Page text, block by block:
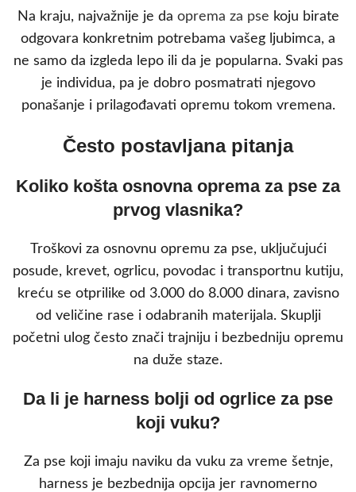
Na kraju, najvažnije je da oprema za pse koju birate
odgovara konkretnim potrebama vašeg ljubimca, a
ne samo da izgleda lepo ili da je popularna. Svaki pas
je individua, pa je dobro posmatrati njegovo
ponašanje i prilagođavati opremu tokom vremena.
Često postavljana pitanja
Koliko košta osnovna oprema za pse za
prvog vlasnika?
Troškovi za osnovnu opremu za pse, uključujući
posude, krevet, ogrlicu, povodac i transportnu kutiju,
kreću se otprilike od 3.000 do 8.000 dinara, zavisno
od veličine rase i odabranih materijala. Skuplji
početni ulog često znači trajniju i bezbedniju opremu
na duže staze.
Da li je harness bolji od ogrlice za pse
koji vuku?
Za pse koji imaju naviku da vuku za vreme šetnje,
harness je bezbednija opcija jer ravnomerno